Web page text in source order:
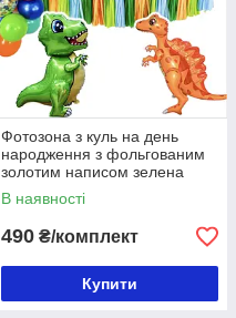
Фотозона з куль на день
народження з фольгованим
золотим написом зелена
Happy Birthday Динозавр
В наявності
490 ₴/комплект
Купити